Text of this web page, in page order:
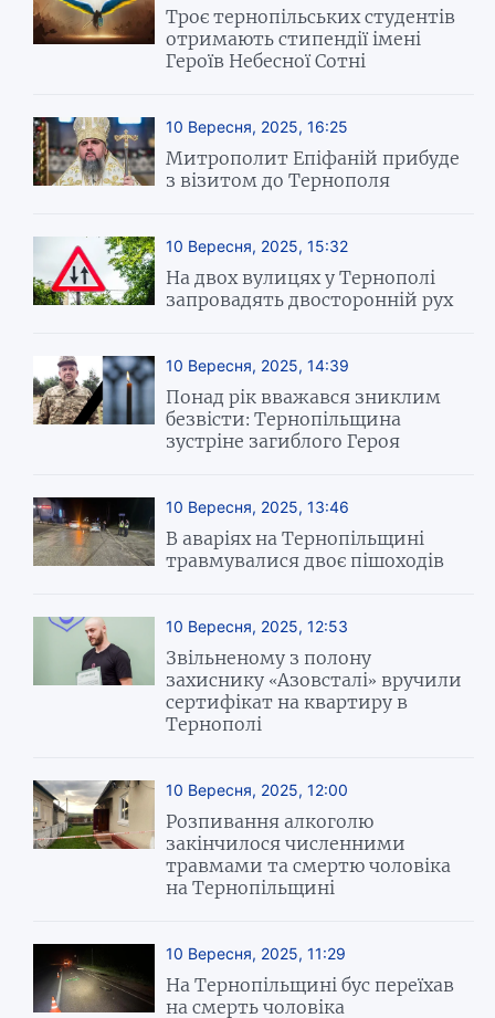
Троє тернопільських студентів
отримають стипендії імені
Героїв Небесної Сотні
10 Вересня, 2025, 16:25
Митрополит Епіфаній прибуде
з візитом до Тернополя
10 Вересня, 2025, 15:32
На двох вулицях у Тернополі
запровадять двосторонній рух
10 Вересня, 2025, 14:39
Понад рік вважався зниклим
безвісти: Тернопільщина
зустріне загиблого Героя
10 Вересня, 2025, 13:46
В аваріях на Тернопільщині
травмувалися двоє пішоходів
10 Вересня, 2025, 12:53
Звільненому з полону
захиснику «Азовсталі» вручили
сертифікат на квартиру в
Тернополі
10 Вересня, 2025, 12:00
Розпивання алкоголю
закінчилося численними
травмами та смертю чоловіка
на Тернопільщині
10 Вересня, 2025, 11:29
На Тернопільщині бус переїхав
на смерть чоловіка